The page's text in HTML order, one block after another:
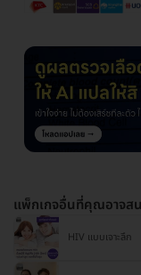
แพ็กเกจอื่นที่คุณอาจส
HIV แบบเจาะลึก